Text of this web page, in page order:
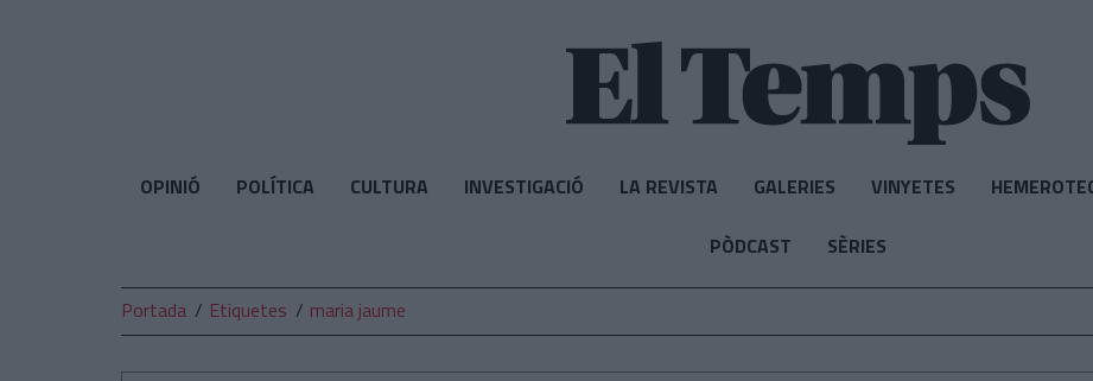
OPINIÓ POLÍTICA CULTURA INVESTIGACIÓ LA REVISTA GALERIES VINYETES
PÒDCAST SÈRIES
Portada Etiquetes maria jaume